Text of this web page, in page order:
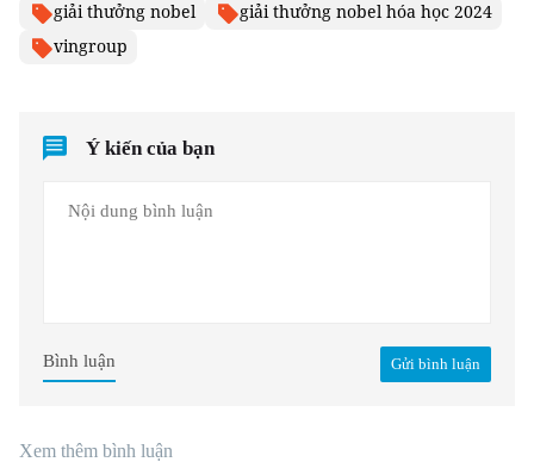
giải thưởng nobel
giải thưởng nobel hóa học 2024
vingroup
Ý kiến của bạn
Gửi bình luận
Bình luận
Xem thêm bình luận